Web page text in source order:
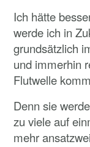
Ich hätte
werde ich in
grundsätzlich
und immerhin
Flutwelle
Denn sie
zu viele auf
mehr